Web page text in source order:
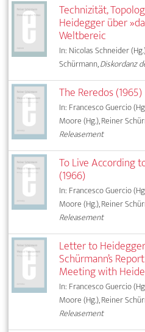
Technizität,
Heidegger über
Weltbereic
In: Nicolas Schneider
Schürmann,Diskordanz
The Reredos (1965)
In: Francesco Guercio
Moore (Hg.), Reiner
Releasement
To Live According
(1966)
In: Francesco Guercio
Moore (Hg.), Reiner
Releasement
Letter to
Schürmann’s
Meeting with
In: Francesco Guercio
Moore (Hg.), Reiner
Releasement